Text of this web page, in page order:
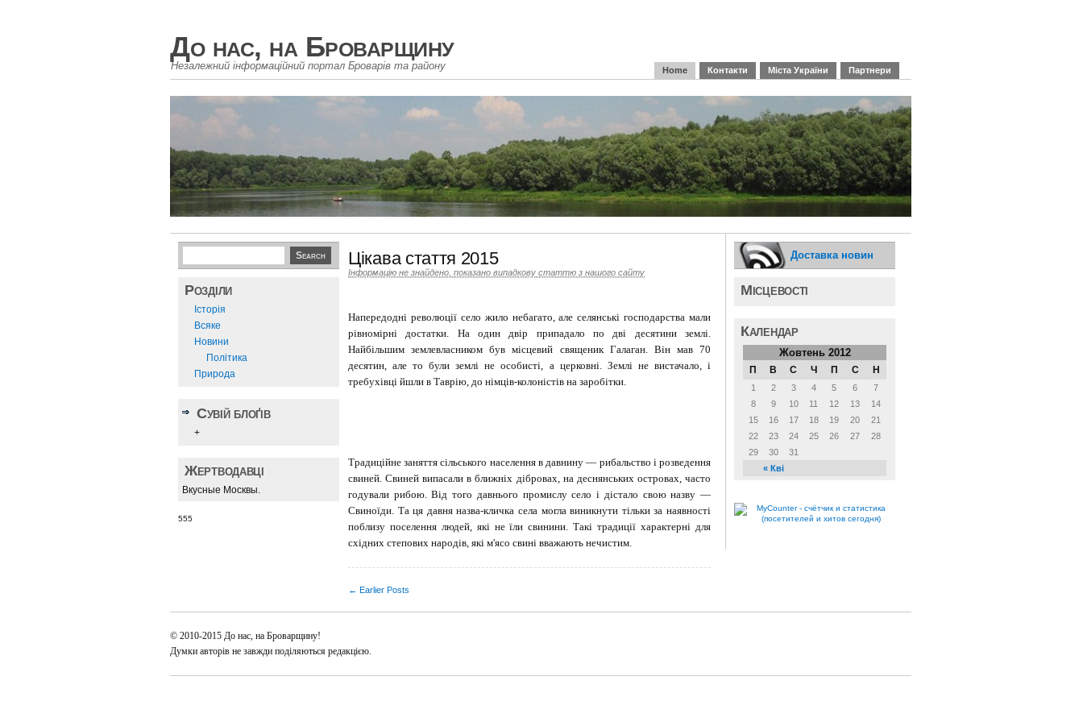
До нас, на Броварщину
Незалежний інформаційний портал Броварів та району Home Контакти Міста України Партнери
Розділи
Історія
Всяке
Новини
Політика
Природа
Сувій блоґів
+
Жертводавці
Вкусные Москвы.
555
Цікава стаття 2015
Інформацію не знайдено, показано випадкову статтю з нашого сайту
Напередодні революції село жило небагато, але селянські господарства мали
рівномірні достатки. На один двір припадало по дві десятини землі.
Найбільшим землевласником був місцевий священик Галаган. Він мав 70
десятин, але то були землі не особисті, а церковні. Землі не вистачало, і
требухівці йшли в Таврію, до німців-колоністів на заробітки.
Традиційне заняття сільського населення в давнину — рибальство і розведення
свиней. Свиней випасали в ближніх дібровах, на деснянських островах, часто
годували рибою. Від того давнього промислу село і дістало свою назву —
Свиноїди. Та ця давня назва-кличка села могла виникнути тільки за наявності
поблизу поселення людей, які не їли свинини. Такі традиції характерні для
східних степових народів, які м'ясо свині вважають нечистим.
← Earlier Posts
Доставка новин
Місцевості
Календар
Жовтень 2012
П В С Ч П С Н
« Кві
1 2 3 4 5 6
7
8
9 10 11 12 13
14
15
16 17 18 19 20
21
22
23 24 25 26 27
28
29
30 31
© 2010-2015 До нас, на Броварщину!
Думки авторів не завжди поділяються редакцією.